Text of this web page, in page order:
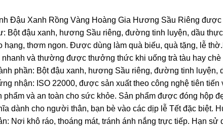
Đậu Xanh Rồng Vàng Hoàng Gia Hương Sầu Riêng
Bột đậu xanh, hương Sầu riêng, đường tinh luyện, dầu
hạng, thơm ngon. Được dùng làm quà biếu, quà tặng, lễ
nhanh và thường được thưởng thức khi uống trà tàu hay chè
phần: Bột đậu xanh, hương Sầu riêng, đường tinh
nhận: ISO 22000, được sản xuất theo công nghệ tiên
phẩm và an toàn cho sức khỏe. Sản phẩm được đóng hộp
dành cho người thân, bạn bè vào các dịp lễ Tết đặc biệt.
Nơi khô ráo, thoáng mát, tránh ánh nắng trực tiếp. Hạn